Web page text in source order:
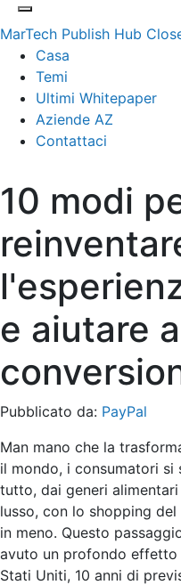
MarTech Publish Hub
Casa
Temi
Ultimi Whitepaper
Aziende AZ
Contattaci
10 modi
e aiutare
Pubblicato da: PayPal
Man mano che la
il mondo, i consumatori
tutto, dai generi
lusso, con lo shopping
in meno. Questo
avuto un profondo effetto
Stati Uniti, 10 anni di